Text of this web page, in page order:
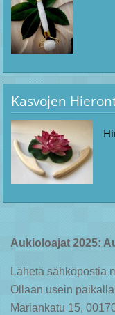
Kasvojen
Aukioloajat 2025:
Lähetä sähköpostia
Ollaan usein
Mariankatu 15,